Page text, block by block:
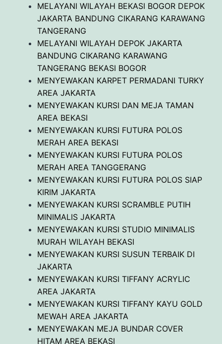
MELAYANI WILAYAH BEKASI BOGOR DEPOK
JAKARTA BANDUNG CIKARANG KARAWANG
TANGERANG
MELAYANI WILAYAH DEPOK JAKARTA
BANDUNG CIKARANG KARAWANG
TANGERANG BEKASI BOGOR
MENYEWAKAN KARPET PERMADANI TURKY
AREA JAKARTA
MENYEWAKAN KURSI DAN MEJA TAMAN
AREA BEKASI
MENYEWAKAN KURSI FUTURA POLOS
MERAH AREA BEKASI
MENYEWAKAN KURSI FUTURA POLOS
MERAH AREA TANGGERANG
MENYEWAKAN KURSI FUTURA POLOS SIAP
KIRIM JAKARTA
MENYEWAKAN KURSI SCRAMBLE PUTIH
MINIMALIS JAKARTA
MENYEWAKAN KURSI STUDIO MINIMALIS
MURAH WILAYAH BEKASI
MENYEWAKAN KURSI SUSUN TERBAIK DI
JAKARTA
MENYEWAKAN KURSI TIFFANY ACRYLIC
AREA JAKARTA
MENYEWAKAN KURSI TIFFANY KAYU GOLD
MEWAH AREA JAKARTA
MENYEWAKAN MEJA BUNDAR COVER
HITAM AREA BEKASI